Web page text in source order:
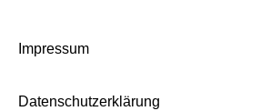
Impressum
Datenschutzerklärung